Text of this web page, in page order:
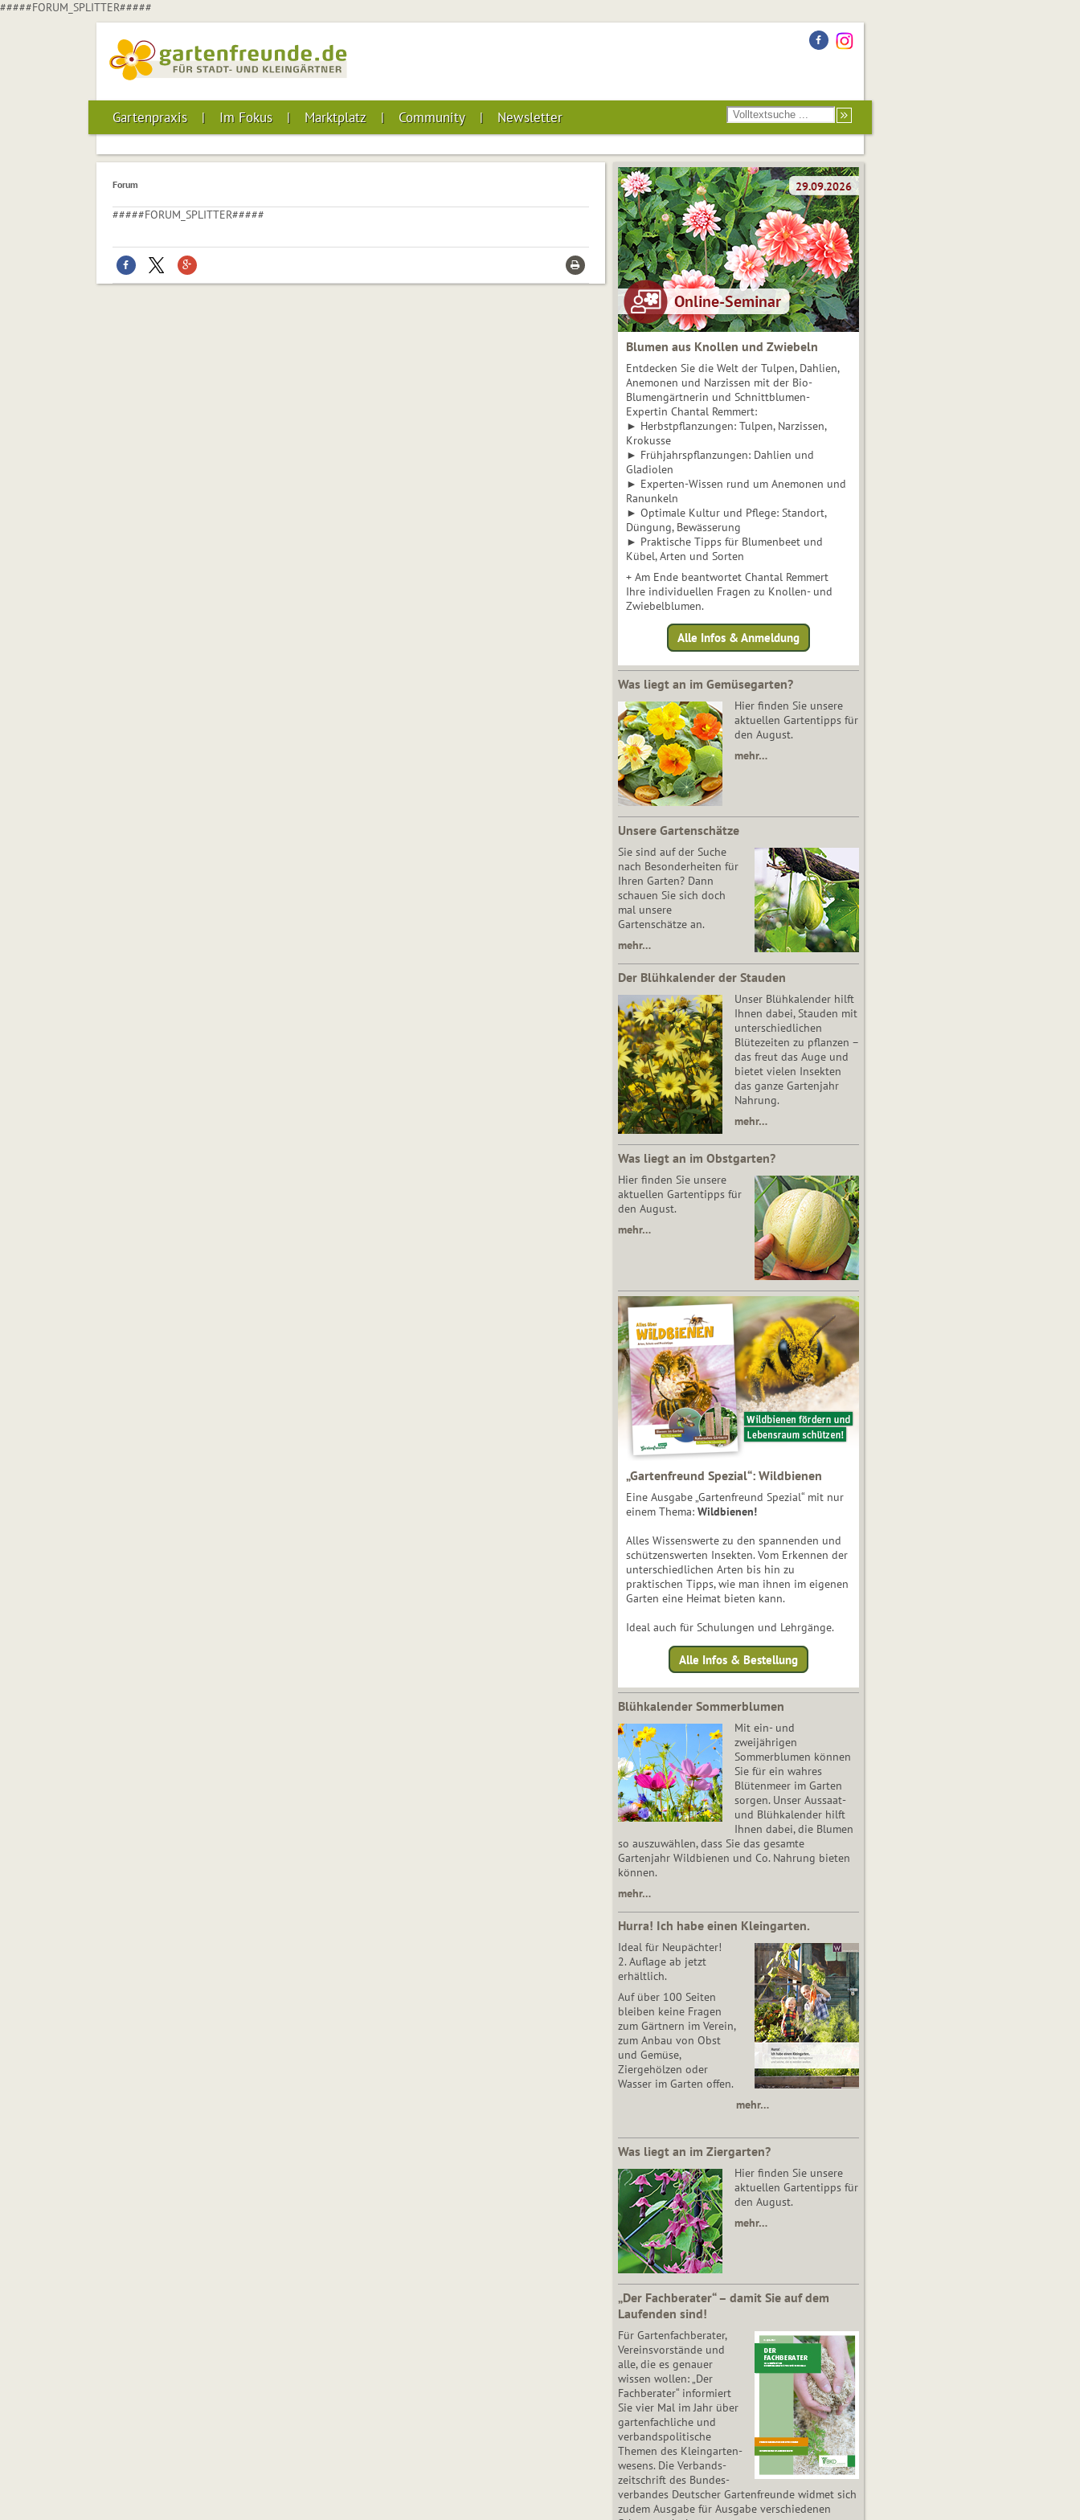
#####FORUM_SPLITTER#####
Gartenpraxis Im Fokus Marktplatz Community Newsletter
Forum
#####FORUM_SPLITTER#####
Blumen aus Knollen und Zwiebeln
Entdecken Sie die Welt der Tulpen, Dahlien,
Anemonen und Narzissen mit der Bio-
Blumengärtnerin und Schnittblumen-
Expertin Chantal Remmert:
► Herbstpflanzungen: Tulpen, Narzissen,
Krokusse
► Frühjahrspflanzungen: Dahlien und
Gladiolen
► Experten-Wissen rund um Anemonen und
Ranunkeln
► Optimale Kultur und Pflege: Standort,
Düngung, Bewässerung
► Praktische Tipps für Blumenbeet und
Kübel, Arten und Sorten
+ Am Ende beantwortet Chantal Remmert
Ihre individuellen Fragen zu Knollen- und
Zwiebelblumen.
Alle Infos & Anmeldung
Was liegt an im Gemüsegarten?
Hier finden Sie unsere
aktuellen Gartentipps für
den August.
mehr…
Unsere Gartenschätze
Sie sind auf der Suche
nach Besonderheiten für
Ihren Garten? Dann
schauen Sie sich doch
mal unsere
Gartenschätze an.
mehr…
Der Blühkalender der Stauden
Unser Blühkalender hilft
Ihnen dabei, Stauden mit
unterschiedlichen
Blütezeiten zu pflanzen –
das freut das Auge und
bietet vielen Insekten
das ganze Gartenjahr
Nahrung.
mehr…
Was liegt an im Obstgarten?
Hier finden Sie unsere
aktuellen Gartentipps für
den August.
mehr…
„Gartenfreund Spezial“: Wildbienen
Eine Ausgabe „Gartenfreund Spezial“ mit nur
einem Thema: Wildbienen!
Alles Wissenswerte zu den spannenden und
schützenswerten Insekten. Vom Erkennen der
unterschiedlichen Arten bis hin zu
praktischen Tipps, wie man ihnen im eigenen
Garten eine Heimat bieten kann.
Ideal auch für Schulungen und Lehrgänge.
Alle Infos & Bestellung
Blühkalender Sommerblumen
Mit ein- und
zweijährigen
Sommerblumen können
Sie für ein wahres
Blütenmeer im Garten
sorgen. Unser Aussaat-
und Blühkalender hilft
Ihnen dabei, die Blumen
so auszuwählen, dass Sie das gesamte
Gartenjahr Wildbienen und Co. Nahrung bieten
können.
mehr…
Hurra! Ich habe einen Kleingarten.
Ideal für Neupächter!
2. Auflage ab jetzt
erhältlich.
Auf über 100 Seiten
bleiben keine Fragen
zum Gärtnern im Verein,
zum Anbau von Obst
und Gemüse,
Ziergehölzen oder
Wasser im Garten offen.
mehr…
Was liegt an im Ziergarten?
Hier finden Sie unsere
aktuellen Gartentipps für
den August.
mehr…
„Der Fachberater“ – damit Sie auf dem
Laufenden sind!
Für Gartenfachberater,
Vereinsvorstände und
alle, die es genauer
wissen wollen: „Der
Fachberater“ informiert
Sie vier Mal im Jahr über
gartenfachliche und
verbandspolitische
Themen des Klein­gar­ten­
wesens. Die Ver­bands­
zeit­schrift des Bun­des­
ver­ban­des Deutscher Gartenfreunde widmet sich
zudem Ausgabe für Ausgabe verschiedenen